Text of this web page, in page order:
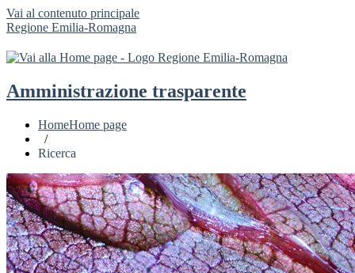
Vai al contenuto principale
Regione Emilia-Romagna
Amministrazione trasparente
HomeHome page
/
Ricerca